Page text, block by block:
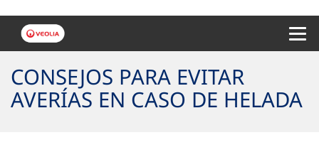
CONSEJOS PARA EVITAR
AVERÍAS EN CASO DE HELADA